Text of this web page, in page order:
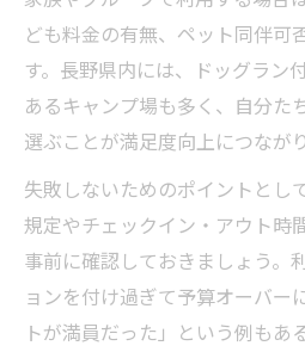
ども料金の有無、ペット同伴可
す。長野県内には、ドッグラン
あるキャンプ場も多く、自分た
選ぶことが満足度向上につなが
失敗しないためのポイントとし
規定やチェックイン・アウト時
事前に確認しておきましょう。
ョンを付け過ぎて予算オーバー
トが満員だった」という例もあ